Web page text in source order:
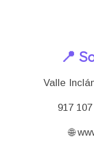
📍
Valle
917
🌐